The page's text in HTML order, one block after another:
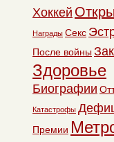
Хоккей
Награды Секс
После войны
Здоровье
Биографии
Катастрофы
Премии